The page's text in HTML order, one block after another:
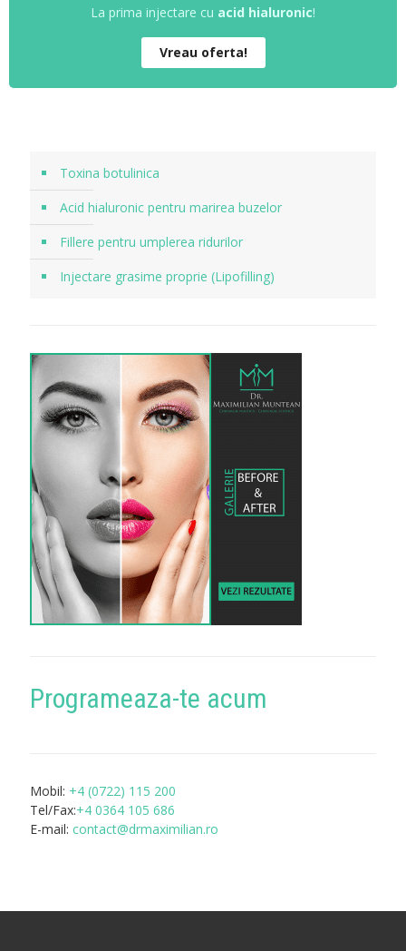
La prima injectare cu acid hialuronic!
Vreau oferta!
Toxina botulinica
Acid hialuronic pentru marirea buzelor
Fillere pentru umplerea ridurilor
Injectare grasime proprie (Lipofilling)
Programeaza-te acum
Mobil: +4 (0722) 115 200
Tel/Fax:+4 0364 105 686
E-mail: contact@drmaximilian.ro